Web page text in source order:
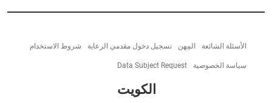
الأسئلة الشائعة المِهن تسجيل دخول مقدمي الرعاية شروط الاستخدام
سياسة الخصوصية Data Subject Request
الكويت‎